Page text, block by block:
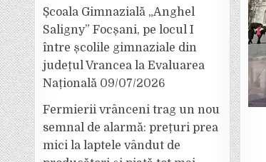
Școala Gimnazială „Anghel
Saligny” Focșani, pe locul I
între școlile gimnaziale din
județul Vrancea la Evaluarea
Națională 09/07/2026
Fermierii vrânceni trag un nou
semnal de alarmă: prețuri prea
mici la laptele vândut de